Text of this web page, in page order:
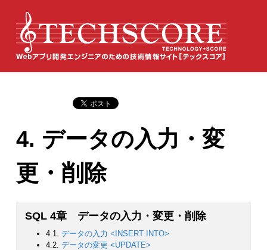
4. データの入力・変
更・削除
SQL 4章 データの入力・変更・削除
4.1. データの入力 <INSERT INTO>
4.2. データの変更 <UPDATE>